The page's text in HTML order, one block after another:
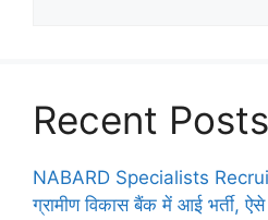
Recent Posts
NABARD Specialists
ग्रामीण विकास बैंक में आई भर्ती,